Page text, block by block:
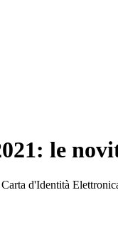
le
d'Identità